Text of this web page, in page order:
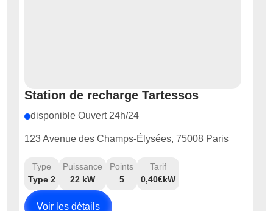
Station de recharge Tartessos
disponible Ouvert 24h/24
123 Avenue des Champs-Élysées, 75008 Paris
Type
Type 2
Puissance
22 kW
Points
5
Tarif
0,40€kW
Voir les détails